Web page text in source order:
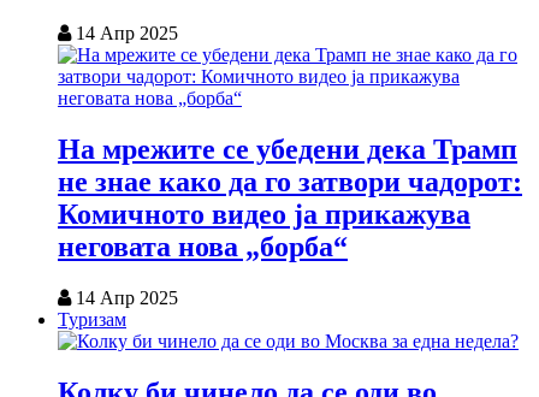
14 Апр 2025
На мрежите се убедени дека Трамп
не знае како да го затвори чадорот:
Комичното видео ја прикажува
неговата нова „борба“
14 Апр 2025
Туризам